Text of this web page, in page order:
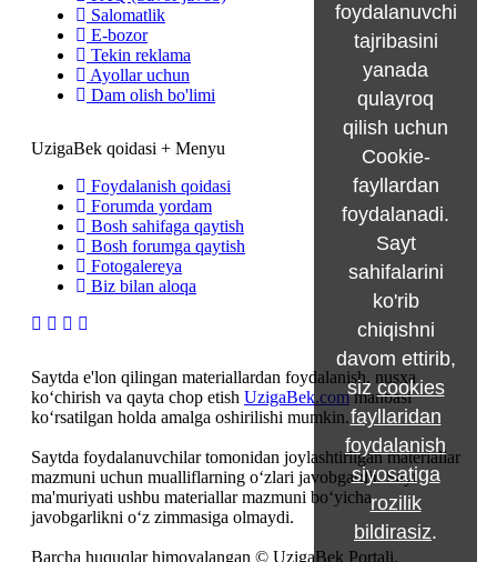
Salomatlik
E-bozor
Tekin reklama
Ayollar uchun
Dam olish bo'limi
UzigaBek qoidasi + Menyu
Foydalanish qoidasi
Forumda yordam
Bosh sahifaga qaytish
Bosh forumga qaytish
Fotogalereya
Biz bilan aloqa
Saytda e'lon qilingan materiallardan foydalanish, nusxa
ko‘chirish va qayta chop etish UzigaBek.commanbasi
ko‘rsatilgan holda amalga oshirilishi mumkin.
Saytda foydalanuvchilar tomonidan joylashtirilgan materiallar
mazmuni uchun mualliflarning o‘zlari javobgardir. Sayt
ma'muriyati ushbu materiallar mazmuni bo‘yicha
javobgarlikni o‘z zimmasiga olmaydi.
Barcha huquqlar himoyalangan © UzigaBek Portali,
foydalanuvchi
tajribasini
yanada
qulayroq
qilish uchun
Cookie-
fayllardan
foydalanadi.
Sayt
sahifalarini
ko'rib
chiqishni
davom ettirib,
sizcookies
fayllaridan
foydalanish
siyosatiga
rozilik
bildirasiz.